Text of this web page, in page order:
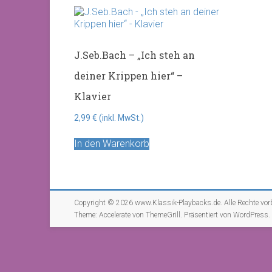
J.Seb.Bach – „Ich steh an
deiner Krippen hier“ –
Klavier
2,99 € (inkl. MwSt.)
In den Warenkorb
Copyright © 2026 www.Klassik-Playbacks.de . Alle Rechte
Theme: Accelerate von ThemeGrill. Präsentiert von WordPress